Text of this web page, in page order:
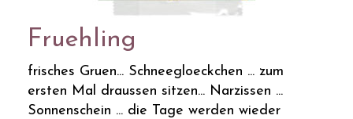
Fruehling
frisches Gruen... Schneegloeckchen ... zum
ersten Mal draussen sitzen... Narzissen ...
Sonnenschein ... die Tage werden wieder